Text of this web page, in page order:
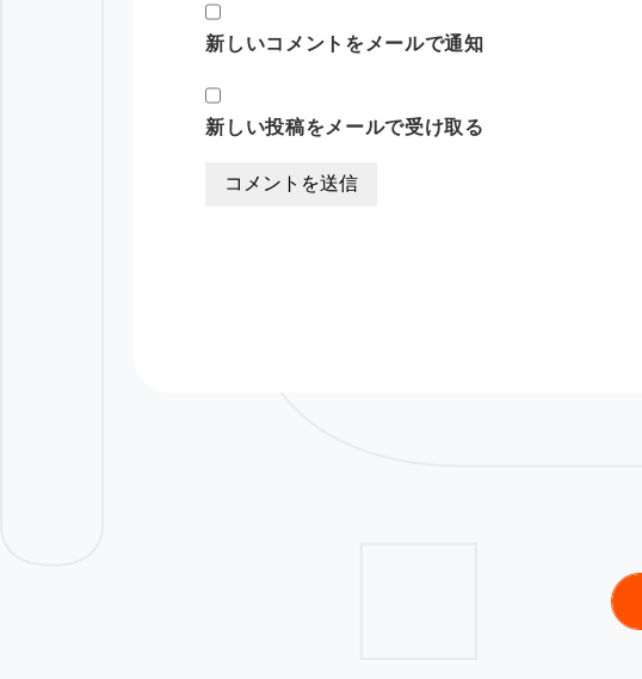
新しいコメントをメールで通知
新しい投稿をメールで受け取る